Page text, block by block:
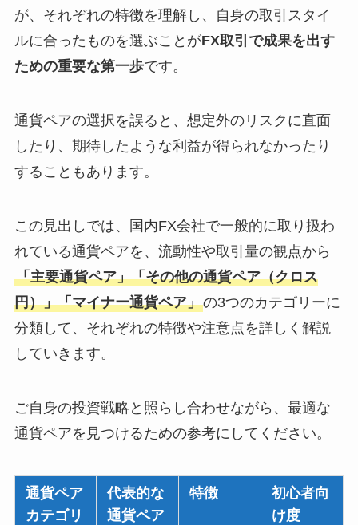
が、それぞれの特徴を理解し、自身の取引スタイ
ルに合ったものを選ぶことがFX取引で成果を出す
ための重要な第一歩です。
通貨ペアの選択を誤ると、想定外のリスクに直面
したり、期待したような利益が得られなかったり
することもあります。
この見出しでは、国内FX会社で一般的に取り扱わ
れている通貨ペアを、流動性や取引量の観点から
「主要通貨ペア」「その他の通貨ペア（クロス
円）」「マイナー通貨ペア」の3つのカテゴリーに
分類して、それぞれの特徴や注意点を詳しく解説
していきます。
ご自身の投資戦略と照らし合わせながら、最適な
通貨ペアを見つけるための参考にしてください。
通貨ペア
カテゴリ
代表的な
通貨ペア
特徴
初心者向
け度